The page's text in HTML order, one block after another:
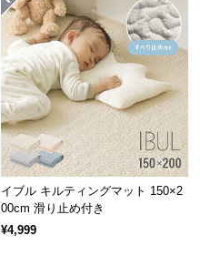
イブル キルティングマット 150×2
00cm 滑り止め付き
¥4,999